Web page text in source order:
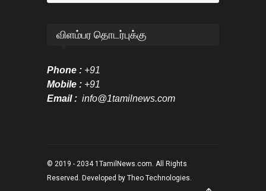
விளம்பர தொடர்புக்கு
Phone : +91
Mobile : +91
Email : info@1tamilnews.com
© 2019 - 2034 1TamilNews.com. All Rights
Reserved. Developed by Theo Technologies.